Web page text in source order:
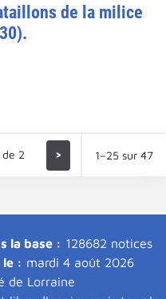
de la milice
de 2 > 1–25 sur 47
la base : 128682 notices
le : mardi 4 août 2026
de Lorraine